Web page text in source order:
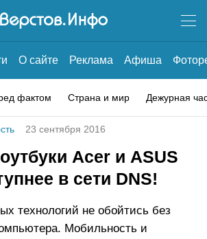
О сайте Реклама Афиша
фактом Страна и мир Дежурная
23 сентября 2016
Acer и ASUS
в сети DNS!
технологий не обойтись без
Мобильность и